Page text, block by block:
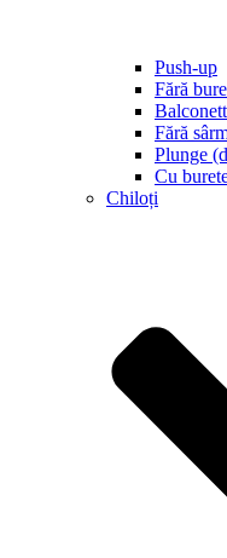
Push-up
Fără
Fără
Plunge
Cu
Chiloți